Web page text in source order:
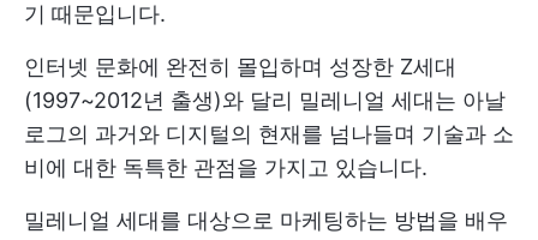
기 때문입니다.
인터넷 문화에 완전히 몰입하며 성장한 Z세대
(1997~2012년 출생)와 달리 밀레니얼 세대는 아날
로그의 과거와 디지털의 현재를 넘나들며 기술과 소
비에 대한 독특한 관점을 가지고 있습니다.
밀레니얼 세대를 대상으로 마케팅하는 방법을 배우